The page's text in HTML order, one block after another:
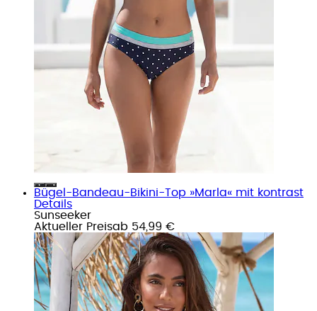
Bügel-Bandeau-Bikini-Top »Marla« mit kontrast
Details
Sunseeker
Aktueller Preisab 54,99 €